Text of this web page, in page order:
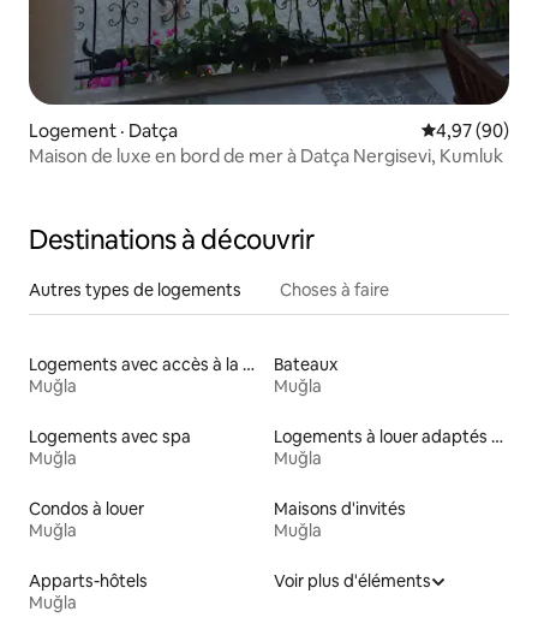
Logement · Datça Note
4,97 (90)
Maison de luxe en bord de mer à Datça Nergisevi, Kumluk
Destinations à découvrir
Autres types de logements Choses à faire
Logements avec accès à la plage
Muğla
Bateaux
Muğla
Logements avec spa
Muğla
Logements à louer adaptés aux animaux
Muğla
Condos à louer
Muğla
Maisons d'invités
Muğla
Apparts-hôtels
Muğla
Voir plus d'éléments